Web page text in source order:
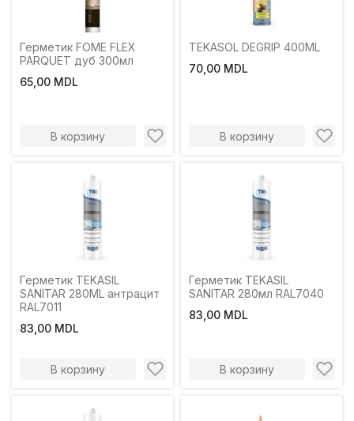
Герметик FOME FLEX
PARQUET дуб 300мл
65,00 MDL
В корзину
TEKASOL DEGRIP 400ML
70,00 MDL
В корзину
Герметик TEKASIL
SANITAR 280ML антрацит
RAL7011
83,00 MDL
В корзину
Герметик TEKASIL
SANITAR 280мл RAL7040
83,00 MDL
В корзину